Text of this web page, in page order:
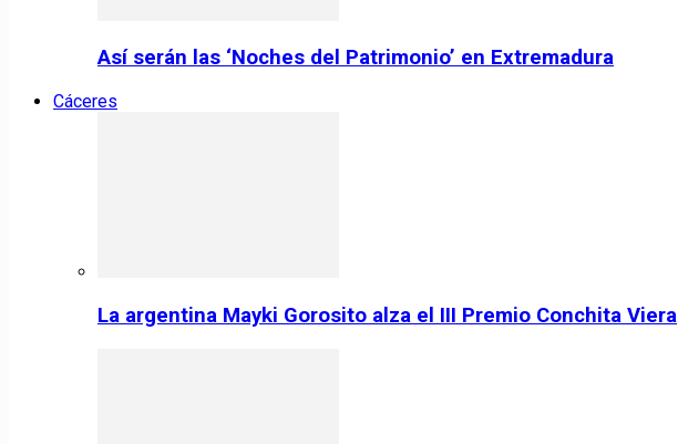
Así serán las ‘Noches del Patrimonio’ en Extremadura
Cáceres
La argentina Mayki Gorosito alza el III Premio Conchita Viera